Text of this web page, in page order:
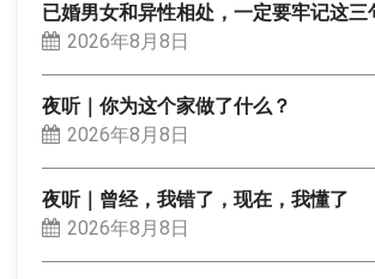
已婚男女和异性相处，一定要牢记这三
2026年8月8日
夜听｜你为这个家做了什么？
2026年8月8日
夜听｜曾经，我错了，现在，我懂了
2026年8月8日